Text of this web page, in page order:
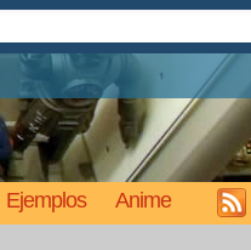
Ejemplos Anime